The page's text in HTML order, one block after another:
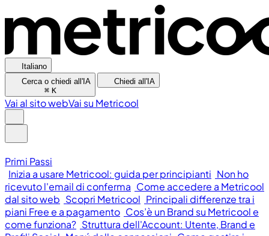
Italiano
Cerca o chiedi all'IA
⌘ K
Chiedi all'IA
Vai al sito webVai su Metricool
Primi Passi
Inizia a usare Metricool: guida per principianti Non ho
ricevuto l'email di conferma Come accedere a Metricool
dal sito web Scopri Metricool Principali differenze tra i
piani Free e a pagamento Cos’è un Brand su Metricool e
come funziona? Struttura dell'Account: Utente, Brand e